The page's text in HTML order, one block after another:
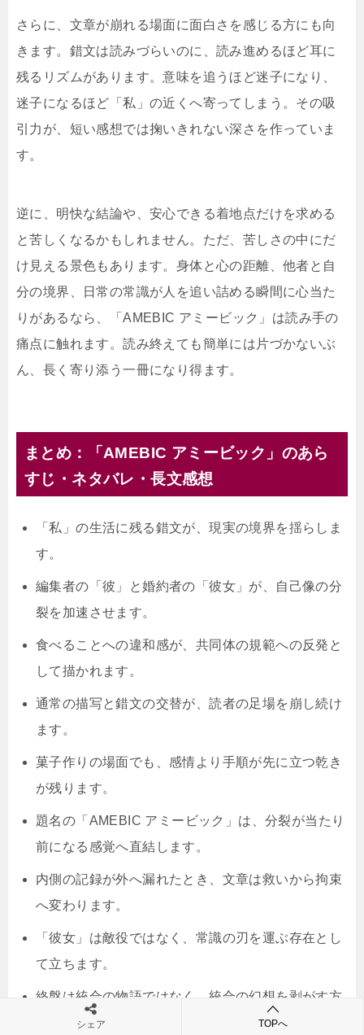
さらに、文章が崩れる場面に面白さを感じる方にも向
きます。錯文は読みづらいのに、読み進めるほど耳に
残るリズムがあります。意味を追うほど迷子になり、
迷子になるほど「私」の近くへ寄ってしまう。その吸
引力が、短い感想では掬いきれない深さを作っていま
す。
逆に、明快な結論や、安心できる着地点だけを求める
と苦しくなるかもしれません。ただ、苦しさの中にだ
け見える景色もあります。身体と心の距離、他者と自
分の境界、日常の常識が人を追い詰める瞬間に心当た
りがあるなら、「AMEBIC アミービック」は読み手の
痛点に触れます。読み終えても簡単には片づかないぶ
ん、長く寄り添う一冊になり得ます。
まとめ：「AMEBIC アミービック」のあら
すじ・ネタバレ・長文感想
「私」の生活に残る錯文が、現実の境界を揺らしま
す。
編集者の「彼」と婚約者の「彼女」が、自己像の分
裂を加速させます。
食べることへの違和感が、共同体の規範への反発と
して描かれます。
通常の描写と錯文の交替が、読者の足場を崩し続け
ます。
菓子作りの場面でも、感情より手順が先に立つ乾き
が残ります。
題名の「AMEBIC アミービック」は、分裂が当たり
前になる感覚へ直結します。
内側の記録が外へ漏れたとき、文章は救いから拘束
へ変わります。
「彼女」は敵役ではなく、常識の刃を運ぶ存在とし
て立ちます。
終盤は統合の物語ではなく、統合の幻想を剥がす方
向へ進みます。
シェア TOPへ